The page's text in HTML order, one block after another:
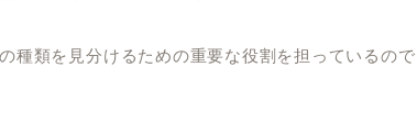
種類を見分けるための重要な役割を担っているので